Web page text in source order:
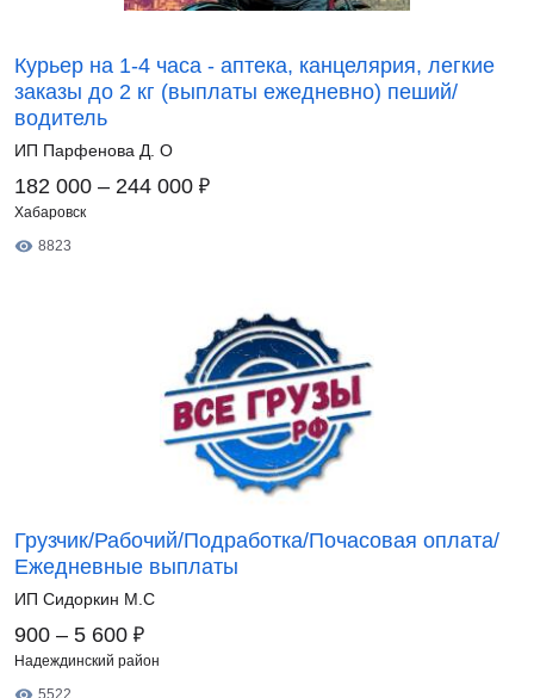
Курьер на 1-4 часа - аптека, канцелярия, легкие
заказы до 2 кг (выплаты ежедневно) пеший/
водитель
ИП Парфенова Д. О
182 000 – 244 000 ₽
Хабаровск
8823
Грузчик/Рабочий/Подработка/Почасовая оплата/
Ежедневные выплаты
ИП Сидоркин М.С
900 – 5 600 ₽
Надеждинский район
5522